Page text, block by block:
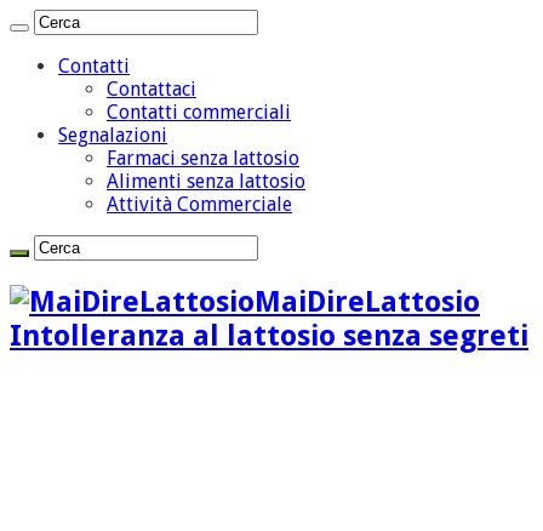
Contatti
Contattaci
Contatti commerciali
Segnalazioni
Farmaci senza lattosio
Alimenti senza lattosio
Attività Commerciale
MaiDireLattosio
Intolleranza al lattosio senza segreti